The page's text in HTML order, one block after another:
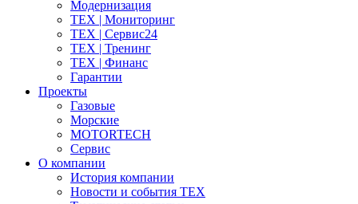
Модернизация
ТЕХ | Мониторинг
ТЕХ | Сервис24
ТЕХ | Тренинг
ТЕХ | Финанс
Гарантии
Проекты
Газовые
Морские
MOTORTECH
Сервис
О компании
История компании
Новости и события ТЕХ